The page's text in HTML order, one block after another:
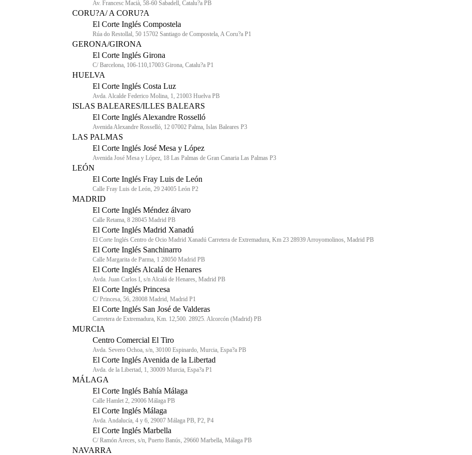
Av. Francesc Macià, 58-60 Sabadell, Catalu?a PB
CORU?A/ A CORU?A
El Corte Inglés Compostela
Rúa do Restollal, 50 15702 Santiago de Compostela, A Coru?a P1
GERONA/GIRONA
El Corte Inglés Girona
C/ Barcelona, 106-110,17003 Girona, Catalu?a P1
HUELVA
El Corte Inglés Costa Luz
Avda. Alcalde Federico Molina, 1, 21003 Huelva PB
ISLAS BALEARES/ILLES BALEARS
El Corte Inglés Alexandre Rosselló
Avenida Alexandre Rosselló, 12 07002 Palma, Islas Baleares P3
LAS PALMAS
El Corte Inglés José Mesa y López
Avenida José Mesa y López, 18 Las Palmas de Gran Canaria Las Palmas P3
LEÓN
El Corte Inglés Fray Luis de León
Calle Fray Luis de León, 29 24005 León P2
MADRID
El Corte Inglés Méndez álvaro
Calle Retama, 8 28045 Madrid PB
El Corte Inglés Madrid Xanadú
El Corte Inglés Centro de Ocio Madrid Xanadú Carretera de Extremadura, Km 23 28939 Arroyomolinos, Madrid PB
El Corte Inglés Sanchinarro
Calle Margarita de Parma, 1 28050 Madrid PB
El Corte Inglés Alcalá de Henares
Avda. Juan Carlos I, s/n Alcalá de Henares, Madrid PB
El Corte Inglés Princesa
C/ Princesa, 56, 28008 Madrid, Madrid P1
El Corte Inglés San José de Valderas
Carretera de Extremadura, Km. 12,500. 28925. Alcorcón (Madrid) PB
MURCIA
Centro Comercial El Tiro
Avda. Severo Ochoa, s/n, 30100 Espinardo, Murcia, Espa?a PB
El Corte Inglés Avenida de la Libertad
Avda. de la Libertad, 1, 30009 Murcia, Espa?a P1
MÁLAGA
El Corte Inglés Bahía Málaga
Calle Hamlet 2, 29006 Málaga PB
El Corte Inglés Málaga
Avda. Andalucía, 4 y 6, 29007 Málaga PB, P2, P4
El Corte Inglés Marbella
C/ Ramón Areces, s/n, Puerto Banús, 29660 Marbella, Málaga PB
NAVARRA